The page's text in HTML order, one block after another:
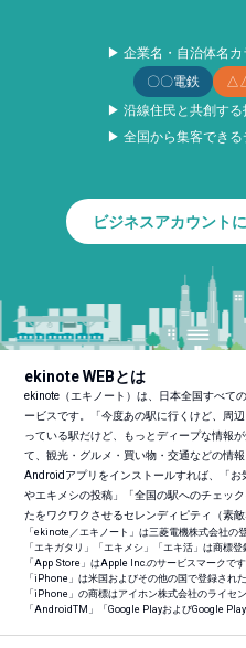
▶ 企業名・自治体名カ
〇〇電鉄
▶ 沿線住民と共創する
▶ 全国から集客できる
ビジネスアカウント
ekinote WEBとは
ekinote（エキノート）は、日本全国すべて
ービスです。「今度あの駅に行くけど、周
っている駅だけど、もっとディープな情報
て、観光・グルメ・買い物・交通などの情
Androidアプリをインストールすれば、「
やエキメシの投稿」「全国の駅へのチェッ
たをワクワクさせるセレンディピティ（素
「ekinote／エキノート」は三菱電機株式会社の
「エキガタリ」「エキメシ」「エキ活」は商標登
「App Store」はApple Inc.のサービスマークです
「iPhone」は米国およびその他の国で登録され
「iPhone」の商標はアイホン株式会社のライセ
「AndroidTM 」「Google PlayおよびGoogle